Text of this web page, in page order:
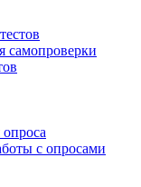
самопроверки
с опросами